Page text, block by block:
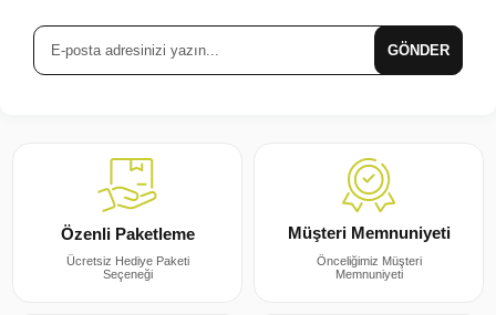
GÖNDER
Özenli Paketleme
Ücretsiz Hediye Paketi
Seçeneği
Müşteri Memnuniyeti
Önceliğimiz Müşteri
Memnuniyeti